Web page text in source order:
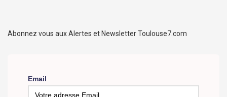
Abonnez vous aux Alertes et Newsletter Toulouse7.com
Email